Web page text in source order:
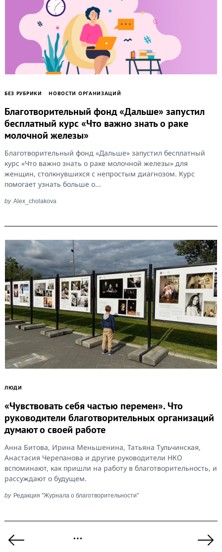
БЕЗ РУБРИКИ НОВОСТИ ОРГАНИЗАЦИЙ
Благотворительный фонд «Дальше» запустил
бесплатный курс «Что важно знать о раке
молочной железы»
Благотворительный фонд «Дальше» запустил бесплатный
курс «Что важно знать о раке молочной железы» для
женщин, столкнувшихся с непростым диагнозом. Курс
помогает узнать больше о...
by Alex_cholakova
ЛЮДИ
«Чувствовать себя частью перемен». Что
руководители благотворительных организаций
думают о своей работе
Анна Битова, Ирина Меньшенина, Татьяна Тульчинская,
Анастасия Черепанова и другие руководители НКО
вспоминают, как пришли на работу в благотворительность, и
рассуждают о будущем.
by Редакция "Журнала о благотворительности"
записей
Previous
…